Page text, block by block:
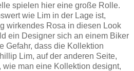
spielen hier eine große Rolle.
wie Lim in der Lage ist,
wirkendes Rosa in diesen Look
ein Designer sich an einem Biker
Gefahr, dass die Kollektion
Lim, auf der anderen Seite,
man eine Kollektion designt,